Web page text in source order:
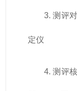
3. 测评
定仪
4. 测评